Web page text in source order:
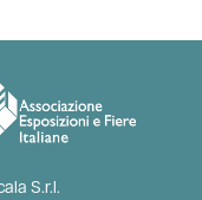
S.r.l.